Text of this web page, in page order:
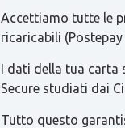
Accettiamo tutte le
ricaricabili
I dati della tua carta
Secure studiati dai
Tutto questo